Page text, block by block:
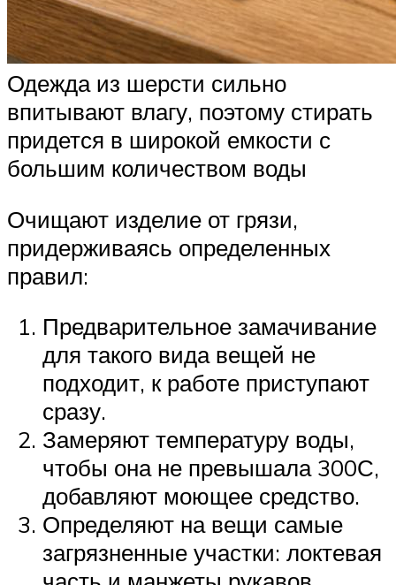
Одежда из шерсти сильно
впитывают влагу, поэтому стирать
придется в широкой емкости с
большим количеством воды
Очищают изделие от грязи,
придерживаясь определенных
правил:
Предварительное замачивание
для такого вида вещей не
подходит, к работе приступают
сразу.
Замеряют температуру воды,
чтобы она не превышала 300С,
добавляют моющее средство.
Определяют на вещи самые
загрязненные участки: локтевая